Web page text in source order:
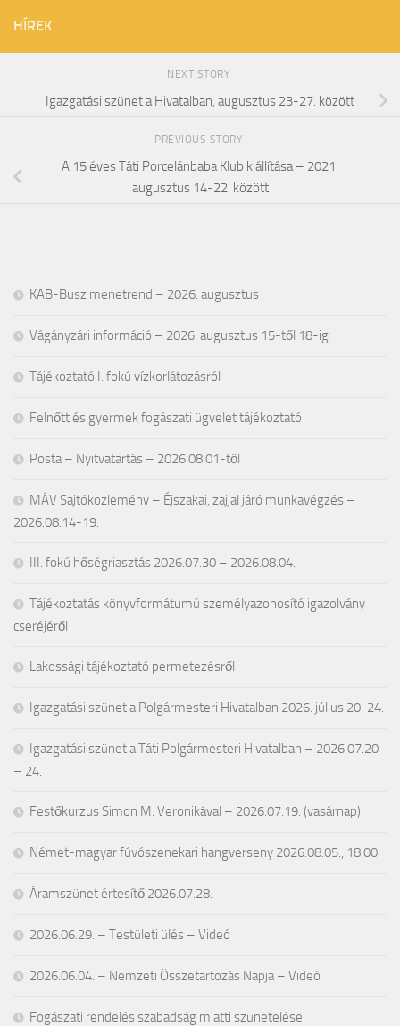
HÍREK
NEXT STORY
Igazgatási szünet a Hivatalban, augusztus 23-27. között
PREVIOUS STORY
A 15 éves Táti Porcelánbaba Klub kiállítása – 2021.
augusztus 14-22. között
KAB-Busz menetrend – 2026. augusztus
Vágányzári információ – 2026. augusztus 15-től 18-ig
Tájékoztató I. fokú vízkorlátozásról
Felnőtt és gyermek fogászati ügyelet tájékoztató
Posta – Nyitvatartás – 2026.08.01-től
MÁV Sajtóközlemény – Éjszakai, zajjal járó munkavégzés –
2026.08.14-19.
III. fokú hőségriasztás 2026.07.30 – 2026.08.04.
Tájékoztatás könyvformátumú személyazonosító igazolvány
cseréjéről
Lakossági tájékoztató permetezésről
Igazgatási szünet a Polgármesteri Hivatalban 2026. július 20-24.
Igazgatási szünet a Táti Polgármesteri Hivatalban – 2026.07.20
– 24.
Festőkurzus Simon M. Veronikával – 2026.07.19. (vasárnap)
Német-magyar fúvószenekari hangverseny 2026.08.05., 18.00
Áramszünet értesítő 2026.07.28.
2026.06.29. – Testületi ülés – Videó
2026.06.04. – Nemzeti Összetartozás Napja – Videó
Fogászati rendelés szabadság miatti szünetelése